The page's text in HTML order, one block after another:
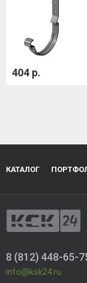
404 р.
КАТАЛОГ
8 (812) 448-65-
info@ksk24.ru